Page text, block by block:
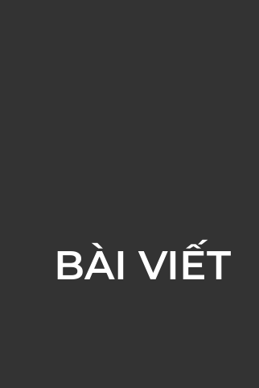
BÀI VIẾT